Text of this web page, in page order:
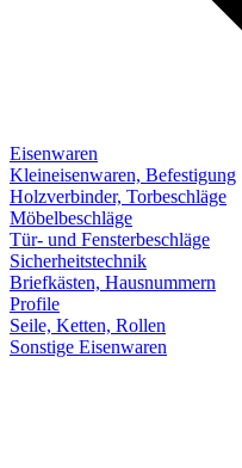
Eisenwaren
Kleineisenwaren, Befestigung
Holzverbinder, Torbeschläge
Möbelbeschläge
Tür- und Fensterbeschläge
Sicherheitstechnik
Briefkästen, Hausnummern
Profile
Seile, Ketten, Rollen
Sonstige Eisenwaren